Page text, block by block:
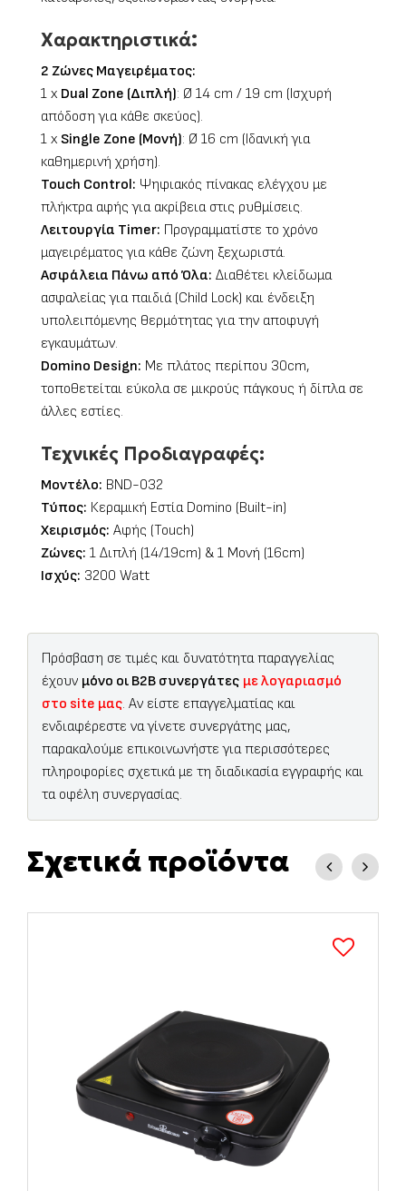
Χαρακτηριστικά:
2 Ζώνες Μαγειρέματος:
1 x Dual Zone (Διπλή): Ø 14 cm / 19 cm (Ισχυρή
απόδοση για κάθε σκεύος).
1 x Single Zone (Μονή): Ø 16 cm (Ιδανική για
καθημερινή χρήση).
Touch Control: Ψηφιακός πίνακας ελέγχου με
πλήκτρα αφής για ακρίβεια στις ρυθμίσεις.
Λειτουργία Timer: Προγραμματίστε το χρόνο
μαγειρέματος για κάθε ζώνη ξεχωριστά.
Ασφάλεια Πάνω από Όλα: Διαθέτει κλείδωμα
ασφαλείας για παιδιά (Child Lock) και ένδειξη
υπολειπόμενης θερμότητας για την αποφυγή
εγκαυμάτων.
Domino Design: Με πλάτος περίπου 30cm,
τοποθετείται εύκολα σε μικρούς πάγκους ή δίπλα σε
άλλες εστίες.
Τεχνικές Προδιαγραφές:
Μοντέλο: BND-032
Τύπος: Κεραμική Εστία Domino (Built-in)
Χειρισμός: Αφής (Touch)
Ζώνες: 1 Διπλή (14/19cm) & 1 Μονή (16cm)
Ισχύς: 3200 Watt
Πρόσβαση σε τιμές και δυνατότητα παραγγελίας
έχουν μόνο οι B2B συνεργάτες με λογαριασμό
στο site μας. Αν είστε επαγγελματίας και
ενδιαφέρεστε να γίνετε συνεργάτης μας,
παρακαλούμε επικοινωνήστε για περισσότερες
πληροφορίες σχετικά με τη διαδικασία εγγραφής και
τα οφέλη συνεργασίας.
Σχετικά προϊόντα